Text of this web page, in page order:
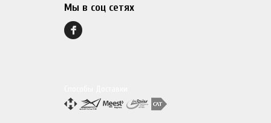
Мы в соц сетях